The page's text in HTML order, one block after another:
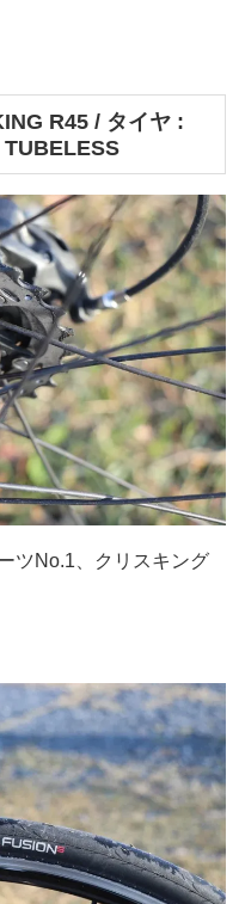
R45 / タイヤ :
TUBELESS
ツNo.1、クリスキング